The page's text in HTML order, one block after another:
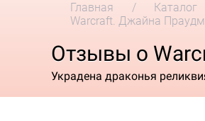
Главная Каталог
Warcraft. Джайна
Отзывы о
Украдена драконья